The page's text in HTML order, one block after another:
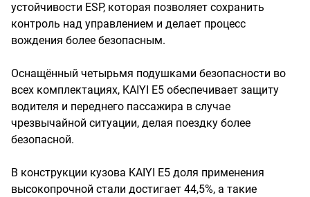
устойчивости ESP, которая позволяет сохранить
контроль над управлением и делает процесс
вождения более безопасным.
Оснащённый четырьмя подушками безопасности во
всех комплектациях, KAIYI E5 обеспечивает защиту
водителя и переднего пассажира в случае
чрезвычайной ситуации, делая поездку более
безопасной.
В конструкции кузова KAIYI E5 доля применения
высокопрочной стали достигает 44,5%, а такие